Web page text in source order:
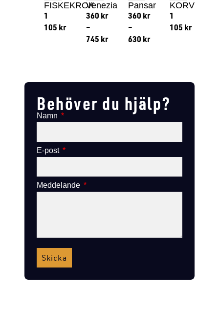
FISKEKROK
1
105 kr
Venezia
360 kr
–
745 kr
Pansar
360 kr
–
630 kr
KORV
1
105 kr
Behöver du hjälp?
Namn
E-post
Meddelande
Skicka